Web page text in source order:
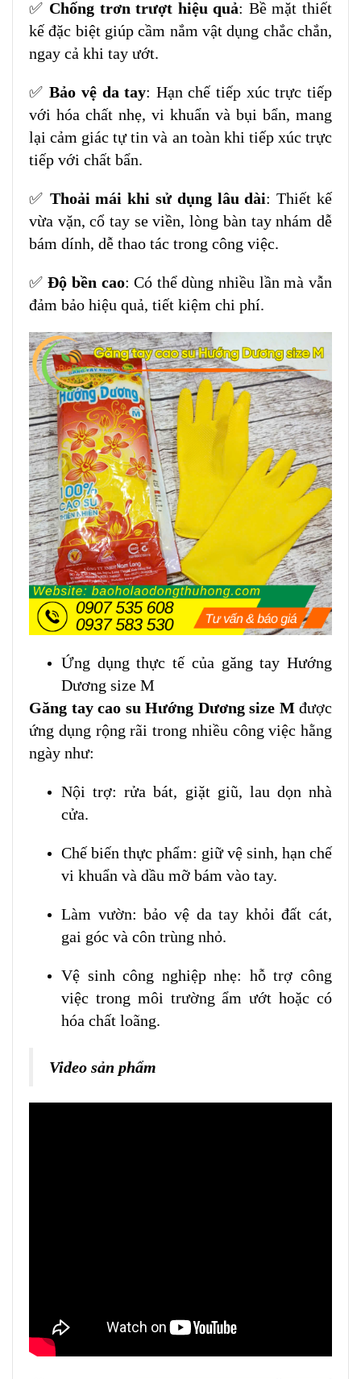
✅ Chống trơn trượt hiệu quả: Bề mặt thiết
kế đặc biệt giúp cầm nắm vật dụng chắc chắn,
ngay cả khi tay ướt.
✅Bảo vệ da tay: Hạn chế tiếp xúc trực tiếp
với hóa chất nhẹ, vi khuẩn và bụi bẩn, mang
lại cảm giác tự tin và an toàn khi tiếp xúc trực
tiếp với chất bẩn.
✅ Thoải mái khi sử dụng lâu dài: Thiết kế
vừa vặn, cổ tay se viền, lòng bàn tay nhám dễ
bám dính, dễ thao tác trong công việc.
✅Độ bền cao: Có thể dùng nhiều lần mà vẫn
đảm bảo hiệu quả, tiết kiệm chi phí.
Ứng dụng thực tế của găng tay Hướng
Dương size M
Găng tay cao su Hướng Dương size Mđược
ứng dụng rộng rãi trong nhiều công việc hằng
ngày như:
Nội trợ: rửa bát, giặt giũ, lau dọn nhà
cửa.
Chế biến thực phẩm: giữ vệ sinh, hạn chế
vi khuẩn và dầu mỡ bám vào tay.
Làm vườn: bảo vệ da tay khỏi đất cát,
gai góc và côn trùng nhỏ.
Vệ sinh công nghiệp nhẹ: hỗ trợ công
việc trong môi trường ẩm ướt hoặc có
hóa chất loãng.
Video sản phẩm